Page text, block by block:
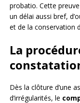
probatio. Cette
un délai aussi bref,
et de la conservation
La
Dès la clôture d’une
d’irrégularités, le